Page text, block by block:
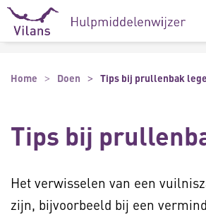
Naar hoofdinhoud
Naar footer
Home Doen Tips bij prullenbak
Tips bij
Het verwisselen van een
zijn, bijvoorbeeld bij een